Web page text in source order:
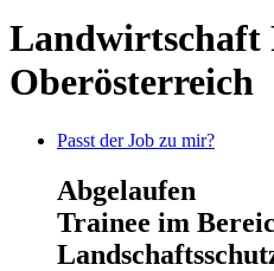
Oberösterreich
Passt der Job zu mir?
Abgelaufen
Trainee im